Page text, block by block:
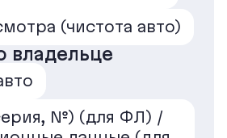
(чистота авто)
владельце
№) (для ФЛ) /